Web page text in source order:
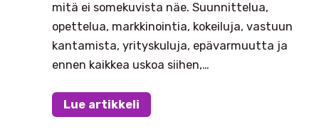
mitä ei somekuvista näe. Suunnittelua,
opettelua, markkinointia, kokeiluja, vastuun
kantamista, yrityskuluja, epävarmuutta ja
ennen kaikkea uskoa siihen,…
Lue artikkeli